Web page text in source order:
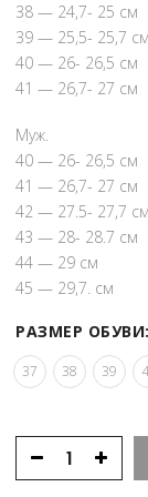
38 — 24,7- 25 см
39 — 25,5- 25,7 см
40 — 26- 26,5 см
41 — 26,7- 27 см
Муж.
40 — 26- 26,5 см
41 — 26,7- 27 см
42 — 27.5- 27,7 см
43 — 28- 28.7 см
44 — 29 см
45 — 29,7. см
РАЗМЕР ОБУВИ:
37 38 39